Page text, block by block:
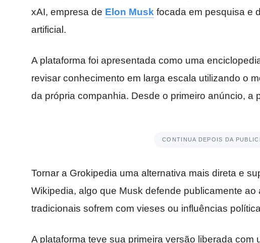
xAI, empresa de Elon Musk focada em pesquisa e
artificial.
A plataforma foi apresentada como uma
revisar conhecimento em larga escala utilizando o
da própria companhia. Desde o primeiro anúncio, a
CONTINUA DEPOIS DA
Tornar a Grokipedia uma alternativa mais direta e
Wikipedia, algo que Musk defende publicamente ao
tradicionais sofrem com vieses ou influências
A plataforma teve sua primeira versão liberada com